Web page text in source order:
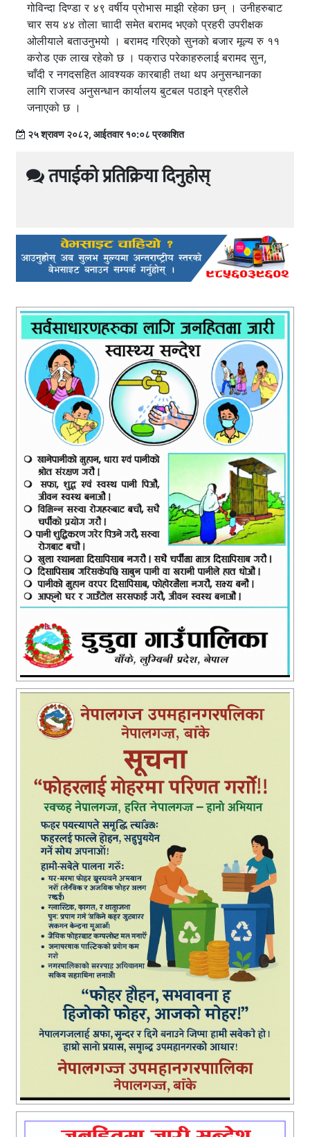
गोविन्दा दिण्डा र ४९ वर्षीय प्रोभास माझी रहेका छन् । उनीहरुबाट
चार सय ४४ तोला चाादी समेत बरामद भएको प्रहरी उपरीक्षक
ओलीयाले बताउनुभयो । बरामद गरिएको सुनको बजार मूल्य रु ११
करोड एक लाख रहेको छ । पक्राउ परेकाहरुलाई बरामद सुन,
चाँदी र नगदसहित आवश्यक कारबाही तथा थप अनुसन्धानका
लागि राजस्व अनुसन्धान कार्यालय बुटबल पठाइने प्रहरीले
जनाएको छ ।
२५ श्रावण २०८२, आईतवार १०:०८ प्रकाशित
तपाईको प्रतिक्रिया दिनुहोस्